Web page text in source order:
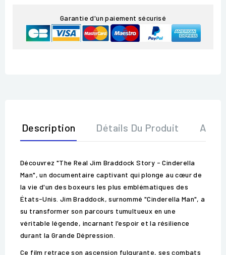
Garantie d'un paiement sécurisé
Description Détails Du Produit Avis
Découvrez "The Real Jim Braddock Story - Cinderella
Man", un documentaire captivant qui plonge au cœur de
la vie d'un des boxeurs les plus emblématiques des
États-Unis. Jim Braddock, surnommé "Cinderella Man", a
su transformer son parcours tumultueux en une
véritable légende, incarnant l'espoir et la résilience
durant la Grande Dépression.
Ce film retrace son ascension fulgurante, ses combats